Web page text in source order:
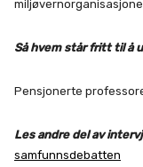
Så hvem står fritt til å
Pensjonerte
Les andre del av
samfunnsdebatten